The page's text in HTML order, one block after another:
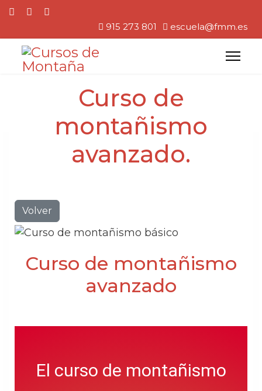
915 273 801 escuela@fmm.es
Curso de
montañismo
avanzado.
Volver
Curso de montañismo
avanzado
El curso de montañismo